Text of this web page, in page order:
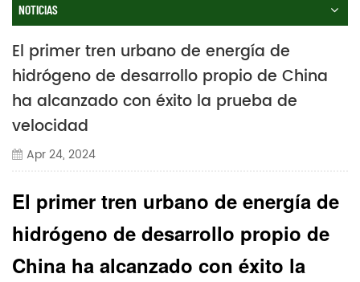
NOTICIAS
El primer tren urbano de energía de
hidrógeno de desarrollo propio de China
ha alcanzado con éxito la prueba de
velocidad
Apr 24, 2024
El primer tren urbano de energía de
hidrógeno de desarrollo propio de
China ha alcanzado con éxito la